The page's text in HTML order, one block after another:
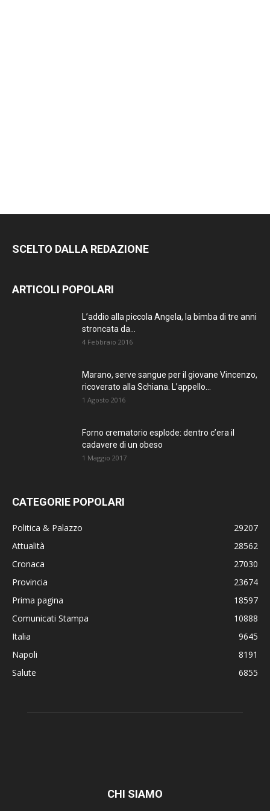
SCELTO DALLA REDAZIONE
ARTICOLI POPOLARI
L’addio alla piccola Angela, la bimba di tre anni
stroncata da...
4 Febbraio 2016
Marano, serve sangue per il giovane Vincenzo,
ricoverato alla Schiana. L’appello...
1 Agosto 2016
Forno crematorio esplode: dentro c’era il
cadavere di un obeso
1 Maggio 2017
CATEGORIE POPOLARI
Politica & Palazzo
29207
Attualità
28562
Cronaca
27030
Provincia
23674
Prima pagina
18597
Comunicati Stampa
10888
Italia
9645
Napoli
8191
Salute
6855
CHI SIAMO